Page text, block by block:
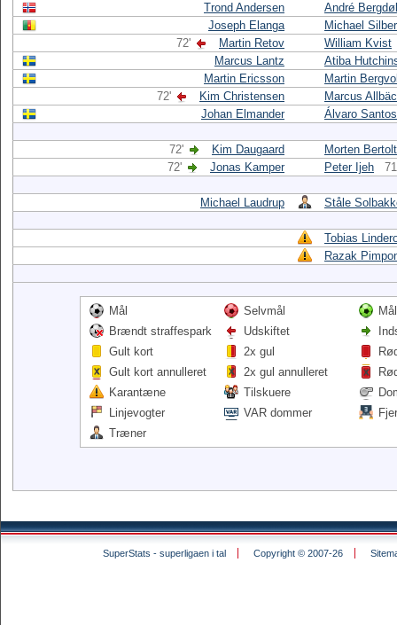
Trond Andersen
André
Joseph Elanga
Michael
72'
Martin Retov
William Kvist
Marcus Lantz
Atiba
Martin Ericsson
Martin
72'
Kim Christensen
Marcus
Johan Elmander
Álvaro Santos
72' Kim Daugaard
Morten Bertolt
72'
Jonas Kamper Peter Ijeh
Michael Laudrup Ståle
Tobias
Razak
Mål Selvmål
Brændt straffespark
Udskiftet
Gult kort
2x gul
Gult kort annulleret
2x gul annulleret
Karantæne
Tilskuere
Linjevogter
VAR dommer
Træner
SuperStats - superligaen i tal Copyright © 2007-26